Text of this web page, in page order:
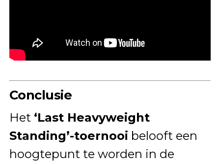
Conclusie
Het ‘Last Heavyweight
Standing’-toernooi belooft een
hoogtepunt te worden in de